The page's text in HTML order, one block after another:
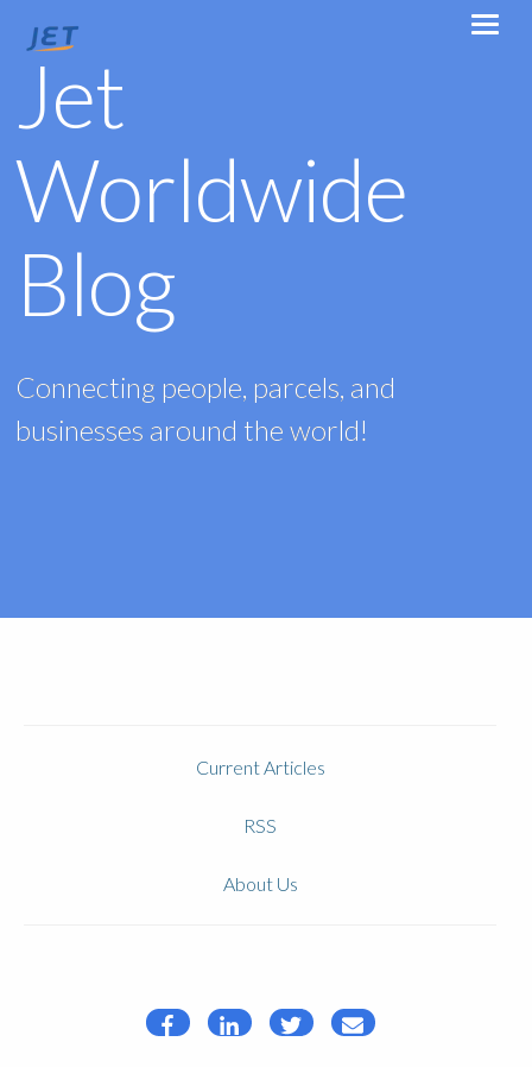
Jet
Worldwide
Blog
Connecting people, parcels, and
businesses around the world!
Current Articles
RSS
About Us